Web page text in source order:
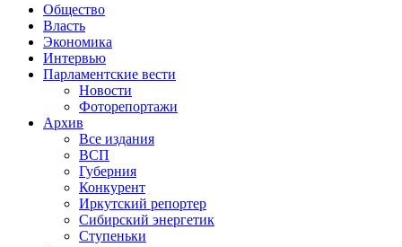
Общество
Власть
Экономика
Интервью
Парламентские вести
Новости
Фоторепортажи
Архив
Все издания
ВСП
Губерния
Конкурент
Иркутский репортер
Сибирский энергетик
Ступеньки